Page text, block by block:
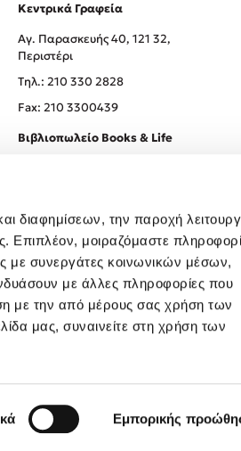
διαφημίσεων, την παροχή
Επιπλέον, μοιραζόμαστε
με συνεργάτες κοινωνικών μέσων,
με άλλες πληροφορίες που
με την από μέρους σας χρήση των
μας, συναινείτε στη χρήση των
Εμπορικής
Κεντρικά Γραφεία
Αγ. Παρασκευής 40, 121 32,
Περιστέρι
Tηλ.: 210 330 2828
Fax: 210 3300439
Βιβλιοπωλείο Books & Life
Powered by